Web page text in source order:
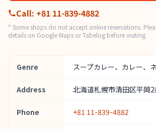
Call: +81 11-839-4882
* Some shops do not accept online reservations.
details on Google Maps or Tabelog before visiting.
Genre スープカレー、カレー、
Address 北海道札幌市清田区平岡
Phone +81 11-839-4882